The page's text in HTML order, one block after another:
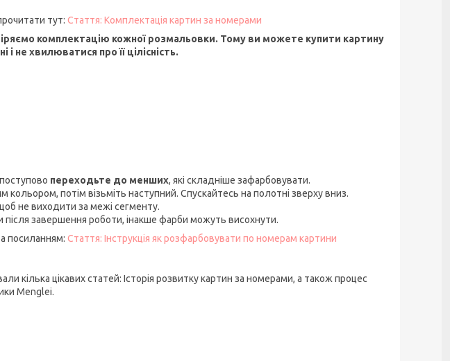
тут: Стаття: Комплектація картин за номерами
комплектацію кожної розмальовки. Тому ви можете купити картину
не хвилюватися про її цілісність.
поступово переходьте до менших, які складніше зафарбовувати.
кольором, потім візьміть наступний. Спускайтесь на полотні зверху вниз.
не виходити за межі сегменту.
завершення роботи, інакше фарби можуть висохнути.
посиланням: Стаття: Інструкція як розфарбовувати по номерам картини
кілька цікавих статей: Історія розвитку картин за номерами, а також процес
Menglei.